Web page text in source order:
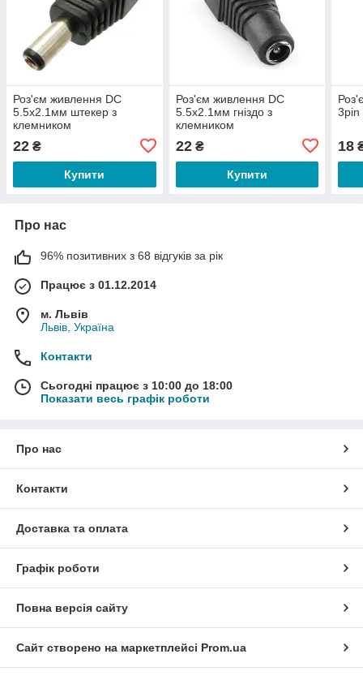
Роз'єм живлення DC
5.5х2.1мм штекер з
клемником
22 ₴
Купити
Роз'єм живлення DC
5.5х2.1мм гніздо з
клемником
22₴
Купити
3pin
18
Про нас
96% позитивних з 68 відгуків за рік
Працює з 01.12.2014
м. Львів
Львів, Україна
Контакти
Сьогодні працює з 10:00 до 18:00
Показати весь графік роботи
Про нас
Контакти
Доставка та оплата
Графік роботи
Повна версія сайту
Сайт створено на маркетплейсі Prom.ua